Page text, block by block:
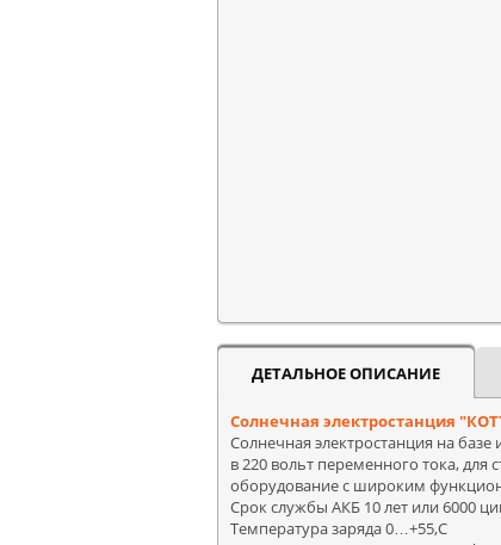
ДЕТАЛЬНОЕ ОПИСАНИЕ
Солнечная электростанция
Солнечная электростанция на
в 220 вольт переменного тока,
оборудование с широким
Срок службы АКБ 10 лет или 6000
Температура заряда 0…+55,С